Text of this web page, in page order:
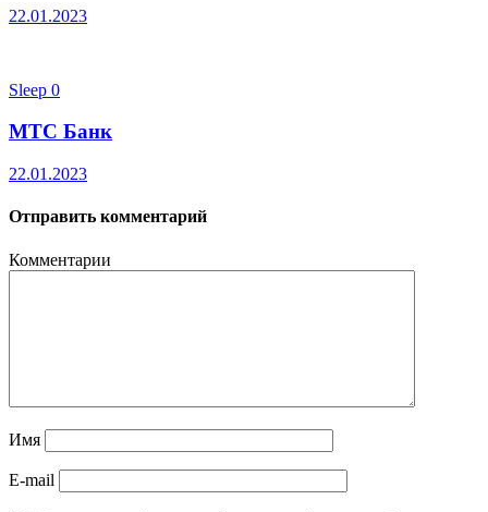
22.01.2023
Sleep 0
МТС Банк
22.01.2023
Отправить комментарий
Комментарии
Имя
E-mail